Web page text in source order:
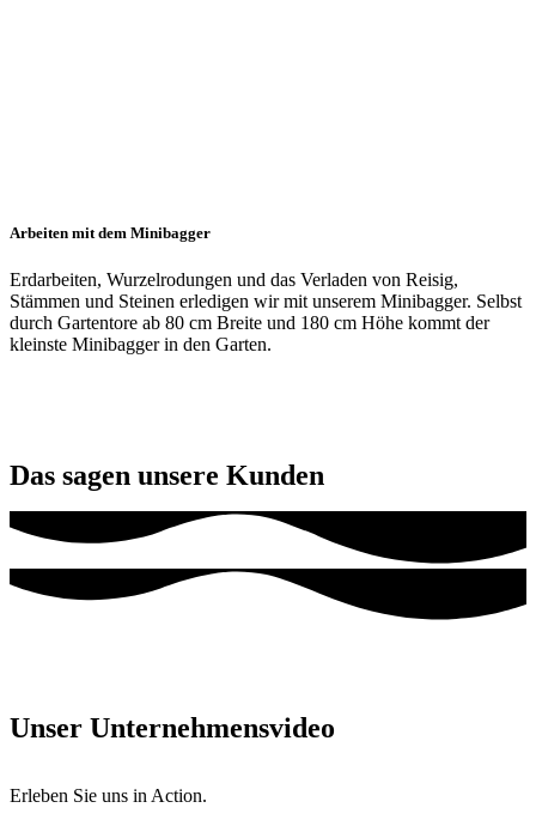
Arbeiten mit dem Minibagger
Erdarbeiten, Wurzelrodungen und das Verladen von Reisig,
Stämmen und Steinen erledigen wir mit unserem Minibagger. Selbst
durch Gartentore ab 80 cm Breite und 180 cm Höhe kommt der
kleinste Minibagger in den Garten.
Das sagen unsere Kunden
Unser Unternehmensvideo
Erleben Sie uns in Action.